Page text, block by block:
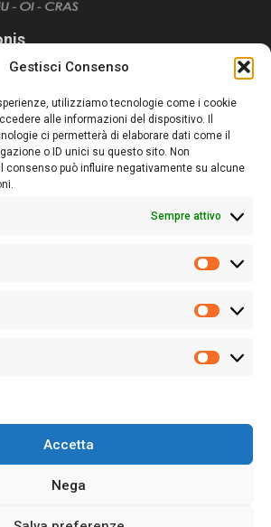
Gestisci Consenso
utilizziamo tecnologie come i cookie
alle informazioni del dispositivo. Il
ci permetterà di elaborare dati come il
o ID unici su questo sito. Non
consenso può influire negativamente su alcune
Sempre attivo
Accetta
Nega
nasce per informare “liberamente” i
in Sardegna, con un occhio rivolto al
al nostro futuro
09013 Carbonia